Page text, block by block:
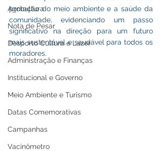
Agricultura
Nota de Pesar
Desporto Cultura e Lazer
Administração e Finanças
Institucional e Governo
Meio Ambiente e Turismo
Datas Comemorativas
Campanhas
Vacinômetro
proteção do meio ambiente e a saúde da
comunidade, evidenciando um passo
significativo na direção para um futuro
mais sustentável e saudável para todos os
moradores.